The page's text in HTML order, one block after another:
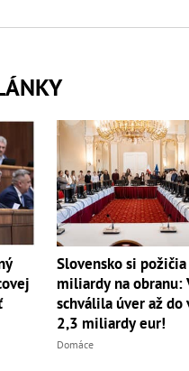
Slovensko si požičia
miliardy na obranu:
schválila úver až do
2,3 miliardy eur!
Domáce